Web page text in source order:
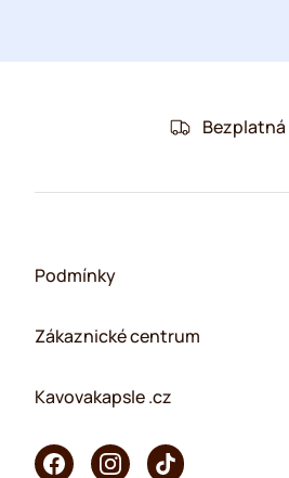
Podmínky
Zákaznické centrum
Kavovakapsle .cz